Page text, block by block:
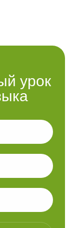
урок